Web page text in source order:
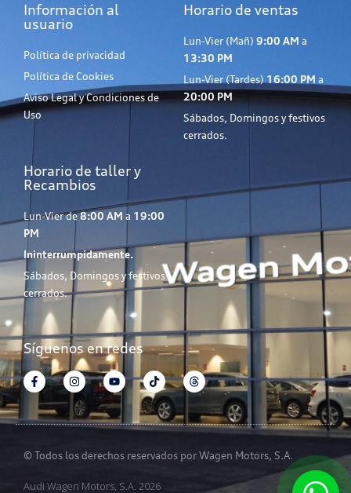
Información al
usuario
Política de privacidad
Política de Cookies
Aviso Legal y Condiciones de
Uso
Horario de ventas
Lun-Vier (Mañ) 9:00 AM a
13:30 PM
Lun-Vier (Tardes) 16:00 PM a
20:00 PM
Sábados, Domingos y festivos
cerrados.
Horario de taller y
Recambios
Lun-Vier de8:00 AM a 19:00
PM
Ininterrumpidamente.
Sábados, Domingos y festivos
cerrados.
Síguenos en redes
© Todos los derechos reservados por Wagen Motors, S.A.
Audi Wagen Motors, S.A. 2026